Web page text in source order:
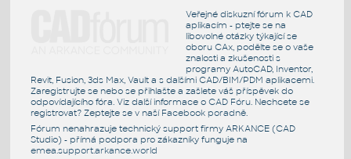
Veřejné diskuzní fórum k CAD
aplikacím - ptejte se na
libovolné otázky týkající se
oboru CAx, podělte se o vaše
znalosti a zkušenosti s
programy AutoCAD, Inventor,
Revit, Fusion, 3ds Max, Vault a s dalšími CAD/BIM/PDM aplikacemi.
Zaregistrujte se nebo se přihlašte a zašlete váš příspěvek do
odpovídajícího fóra. Viz další informace o CAD Fóru. Nechcete se
registrovat? Zeptejte se v naší Facebook poradně.
Fórum nenahrazuje technický support firmy ARKANCE (CAD
Studio) - přímá podpora pro zákazníky funguje na
emea.support.arkance.world